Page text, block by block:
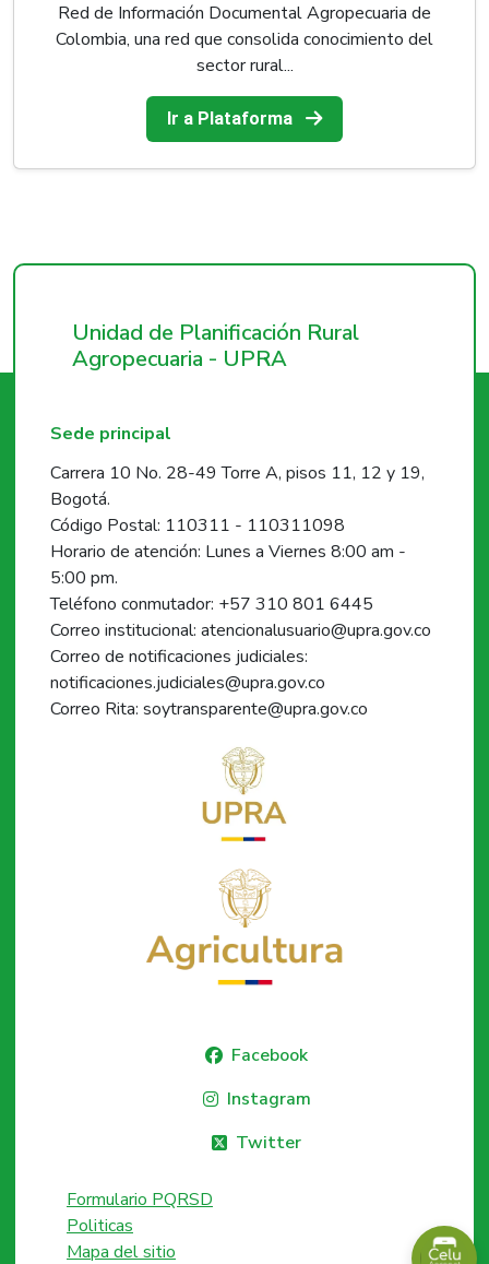
Red de Información Documental Agropecuaria de
Colombia, una red que consolida conocimiento del
sector rural...
Ir a Plataforma
Unidad de Planificación Rural
Agropecuaria - UPRA
Sede principal
Carrera 10 No. 28-49 Torre A, pisos 11, 12 y 19,
Bogotá.
Código Postal: 110311 - 110311098
Horario de atención: Lunes a Viernes 8:00 am -
5:00 pm.
Teléfono conmutador: +57 310 801 6445
Correo institucional: atencionalusuario@upra.gov.co
Correo de notificaciones judiciales:
notificaciones.judiciales@upra.gov.co
Correo Rita: soytransparente@upra.gov.co
Facebook
Instagram
Twitter
Formulario PQRSD
Politicas
Mapa del sitio